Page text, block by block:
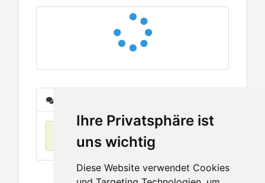
Ihre Privatsphäre ist
uns wichtig
Diese Website verwendet Cookies